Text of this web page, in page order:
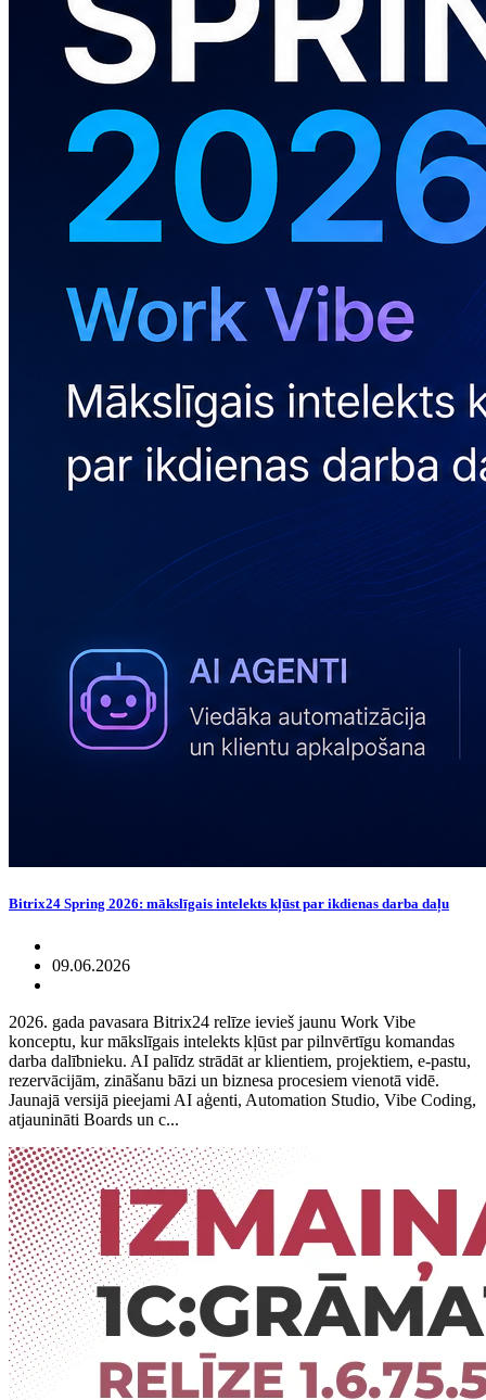
Bitrix24 Spring 2026: mākslīgais intelekts kļūst par ikdienas darba daļu
09.06.2026
2026. gada pavasara Bitrix24 relīze ievieš jaunu Work Vibe
konceptu, kur mākslīgais intelekts kļūst par pilnvērtīgu komandas
darba dalībnieku. AI palīdz strādāt ar klientiem, projektiem, e-pastu,
rezervācijām, zināšanu bāzi un biznesa procesiem vienotā vidē.
Jaunajā versijā pieejami AI aģenti, Automation Studio, Vibe Coding,
atjaunināti Boards un c...